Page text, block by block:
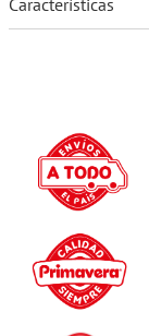
Características